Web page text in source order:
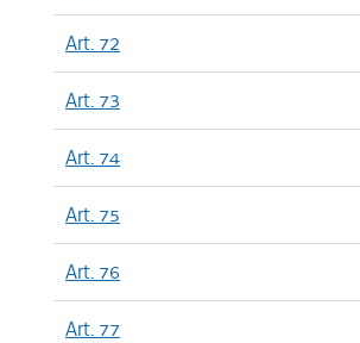
Art. 72
Art. 73
Art. 74
Art. 75
Art. 76
Art. 77